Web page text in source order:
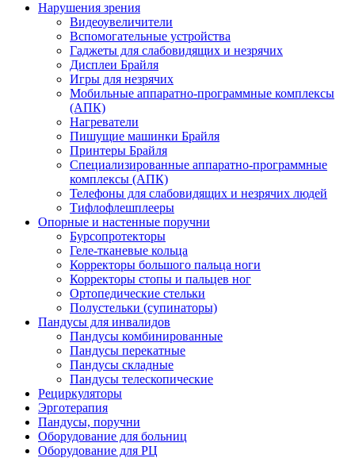
Нарушения зрения
Видеоувеличители
Вспомогательные устройства
Гаджеты для слабовидящих и незрячих
Дисплеи Брайля
Игры для незрячих
Мобильные аппаратно-программные комплексы
(АПК)
Нагреватели
Пишущие машинки Брайля
Принтеры Брайля
Специализированные аппаратно-программные
комплексы (АПК)
Телефоны для слабовидящих и незрячих людей
Тифлофлешплееры
Опорные и настенные поручни
Бурсопротекторы
Геле-тканевые кольца
Корректоры большого пальца ноги
Корректоры стопы и пальцев ног
Ортопедические стельки
Полустельки (супинаторы)
Пандусы для инвалидов
Пандусы комбинированные
Пандусы перекатные
Пандусы складные
Пандусы телескопические
Рециркуляторы
Эрготерапия
Пандусы, поручни
Оборудование для больниц
Оборудование для РЦ